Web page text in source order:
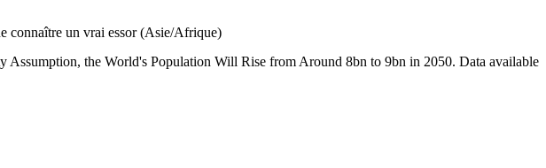
connaître un vrai essor (Asie/Afrique)